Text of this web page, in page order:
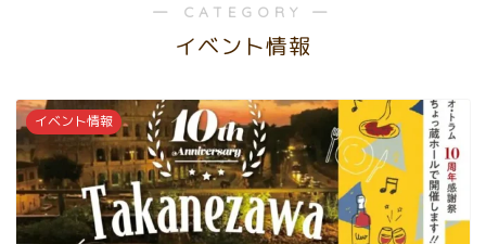
― CATEGORY ―
イベント情報
イベント情報